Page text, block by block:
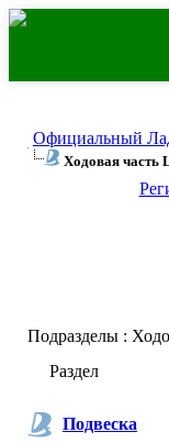
Официальный
Ходовая часть
Подразделы :
Раздел
Подвеска